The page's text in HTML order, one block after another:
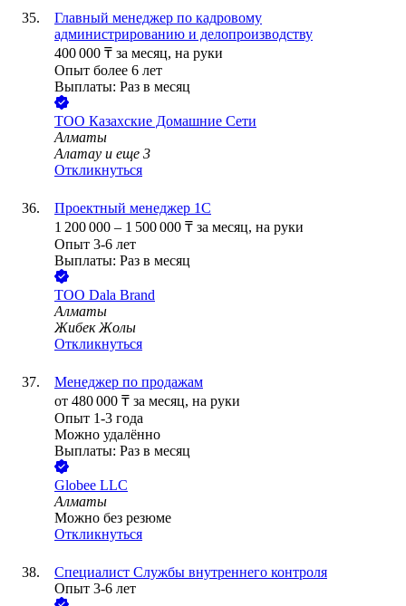
Главный менеджер по кадровому
администрированию и делопроизводству
400 000 ₸ за месяц, на руки
Опыт более 6 лет
Выплаты: Раз в месяц
ТОО Казахские Домашние Сети
Алматы
Алатау и еще 3
Откликнуться
Проектный менеджер 1С
1 200 000 – 1 500 000 ₸ за месяц, на руки
Опыт 3-6 лет
Выплаты: Раз в месяц
ТОО Dala Brand
Алматы
Жибек Жолы
Откликнуться
Менеджер по продажам
от 480 000 ₸ за месяц, на руки
Опыт 1-3 года
Можно удалённо
Выплаты: Раз в месяц
Globee LLC
Алматы
Можно без резюме
Откликнуться
Специалист Службы внутреннего контроля
Опыт 3-6 лет